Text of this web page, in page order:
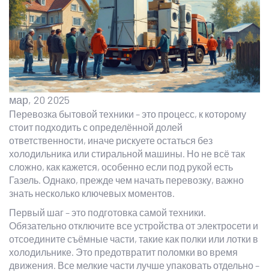
мар, 20 2025
Перевозка бытовой техники – это процесс, к которому
стоит подходить с определённой долей
ответственности, иначе рискуете остаться без
холодильника или стиральной машины. Но не всё так
сложно, как кажется, особенно если под рукой есть
Газель. Однако, прежде чем начать перевозку, важно
знать несколько ключевых моментов.
Первый шаг – это подготовка самой техники.
Обязательно отключите все устройства от электросети и
отсоедините съёмные части, такие как полки или лотки в
холодильнике. Это предотвратит поломки во время
движения. Все мелкие части лучше упаковать отдельно –